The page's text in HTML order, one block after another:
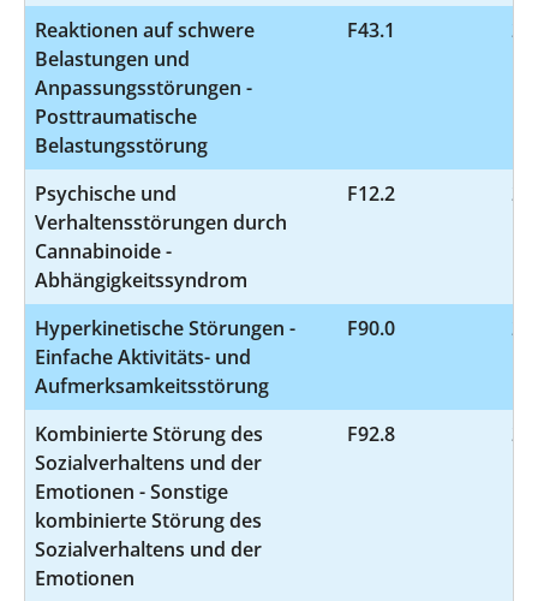
Reaktionen auf schwere
Belastungen und
Anpassungsstörungen -
Posttraumatische
Belastungsstörung
F43.1 21
Psychische und
Verhaltensstörungen durch
Cannabinoide -
Abhängigkeitssyndrom
F12.2 20
Hyperkinetische Störungen -
Einfache Aktivitäts- und
Aufmerksamkeitsstörung
F90.0 20
Kombinierte Störung des
Sozialverhaltens und der
Emotionen - Sonstige
kombinierte Störung des
Sozialverhaltens und der
Emotionen
F92.8 20